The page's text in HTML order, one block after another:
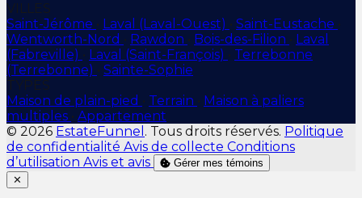
VILLES
Saint-Jérôme • Laval (Laval-Ouest) • Saint-Eustache •
Wentworth-Nord • Rawdon • Bois-des-Filion • Laval
(Fabreville) • Laval (Saint-François) • Terrebonne
(Terrebonne) • Sainte-Sophie
TYPES
Maison de plain-pied • Terrain • Maison à paliers
multiples • Appartement
© 2026 EstateFunnel . Tous droits réservés. Politique
de confidentialité Avis de collecte Conditions
d’utilisation Avis et avis
Gérer mes témoins
Close
✕